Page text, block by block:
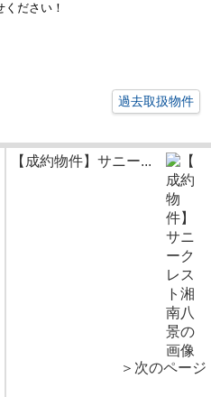
ださい！
過去取扱物件
【成約物件】サニー...
＞次のページ